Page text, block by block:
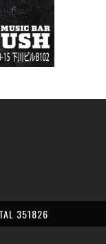
351826